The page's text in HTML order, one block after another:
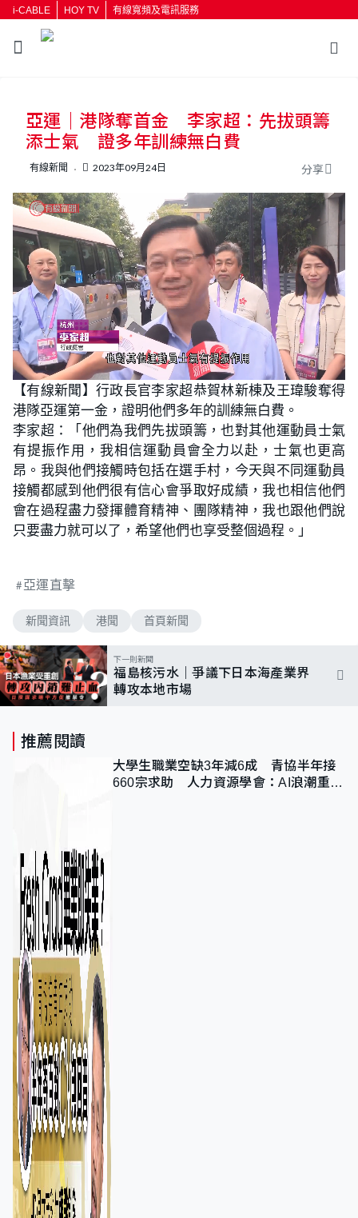
i-CABLE HOY TV 有線寬頻及電訊服務
按輸入鍵開始搜尋
亞運｜港隊奪首金 李家超：先拔頭籌
添士氣 證多年訓練無白費
有線新聞 2023年09月24日 分享
U
n
m
t
e
L
o
a
d
e
d
:
5
7
.
6
9
%
【有線新聞】行政長官李家超恭賀林新棟及王瑋駿奪得
港隊亞運第一金，證明他們多年的訓練無白費。
李家超：「他們為我們先拔頭籌，也對其他運動員士氣
有提振作用，我相信運動員會全力以赴，士氣也更高
昂。我與他們接觸時包括在選手村，今天與不同運動員
接觸都感到他們很有信心會爭取好成績，我也相信他們
會在過程盡力發揮體育精神、團隊精神，我也跟他們說
只要盡力就可以了，希望他們也享受整個過程。」
亞運直擊
新聞資訊 港聞 首頁新聞
下一則新聞
福島核污水｜爭議下日本海產業界
轉攻本地市場
推薦閱讀
大學生職業空缺3年減6成 青協半年接
660宗求助 人力資源學會：AI浪潮重整